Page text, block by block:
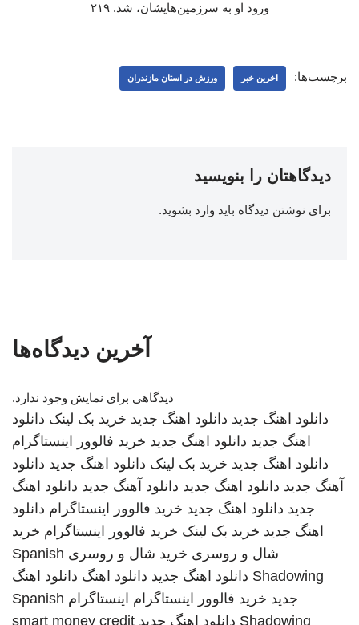
ورود او به سرزمین‌هایشان، شد. ۲۱۹
برچسب‌ها: اخرین خبر ورزش در استان مازندران
دیدگاهتان را بنویسید
برای نوشتن دیدگاه باید وارد بشوید.
آخرین دیدگاه‌ها
دیدگاهی برای نمایش وجود ندارد.
دانلود اهنگ جدید دانلود اهنگ جدید خرید بک لینک دانلود
اهنگ جدید دانلود اهنگ جدید خرید فالوور اینستاگرام
دانلود اهنگ جدید خرید بک لینک دانلود اهنگ جدید دانلود
آهنگ جدید دانلود اهنگ جدید دانلود آهنگ جدید دانلود اهنگ
جدید دانلود اهنگ جدید خرید فالوور اینستاگرام دانلود
اهنگ جدید خرید بک لینک خرید فالوور اینستاگرام خرید
شال و روسری خرید شال و روسری Spanish
Shadowing دانلود اهنگ جدید دانلود اهنگ دانلود اهنگ
جدید خرید فالوور اینستاگرام اینستاگرام Spanish
Shadowing دانلود اهنگ جدید smart money credit